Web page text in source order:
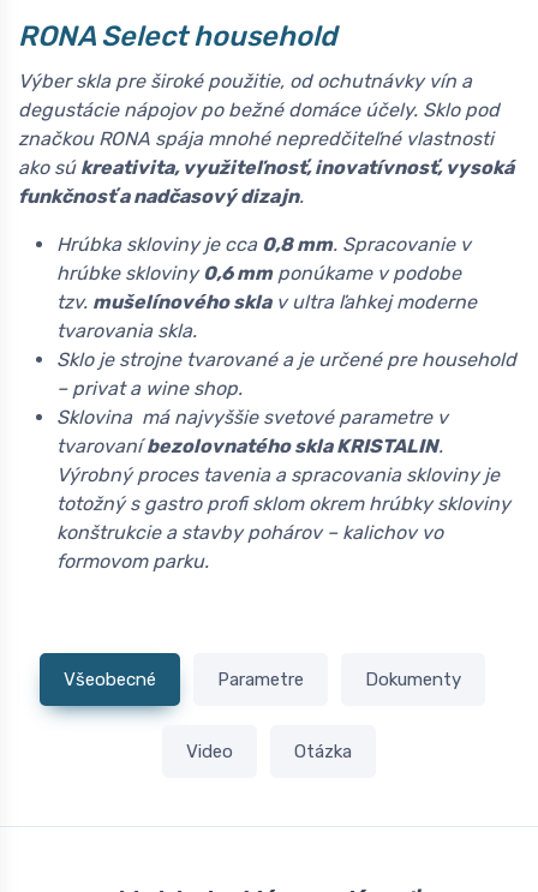
RONA Select household
Výber skla pre široké použitie, od ochutnávky vín a
degustácie nápojov po bežné domáce účely. Sklo pod
značkou RONA spája mnohé nepredčiteľné vlastnosti
ako sú kreativita, využiteľnosť, inovatívnosť, vysoká
funkčnosť a nadčasový dizajn.
Hrúbka skloviny je cca 0,8 mm. Spracovanie v
hrúbke skloviny0,6 mmponúkame v podobe
tzv. mušelínového sklav ultra ľahkej moderne
tvarovania skla.
Sklo je strojne tvarované a je určené pre household
– privat a wine shop.
Sklovina má najvyššie svetové parametre v
tvarovaníbezolovnatého skla KRISTALIN.
Výrobný proces tavenia a spracovania skloviny je
totožný s gastro profi sklom okrem hrúbky skloviny
konštrukcie a stavby pohárov – kalichov vo
formovom parku.
Všeobecné Parametre Dokumenty
Video Otázka